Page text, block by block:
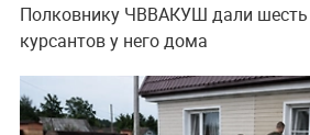
Полковнику ЧВВАКУШ дали шесть
курсантов у него дома